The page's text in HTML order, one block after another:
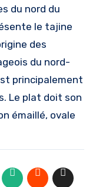
du nord du
le tajine
des
du nord-
principalement
Le plat doit son
émaillé, ovale